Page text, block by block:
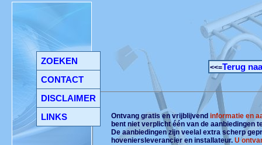
ZOEKEN
CONTACT
DISCLAIMER
LINKS
<<=Terug
Ontvang gratis en vrijblijvendinformatie en
bent niet verplicht één van de aanbiedingen
De aanbiedingen zijn veelal extra scherp
hoveniersleverancier en installateur.U